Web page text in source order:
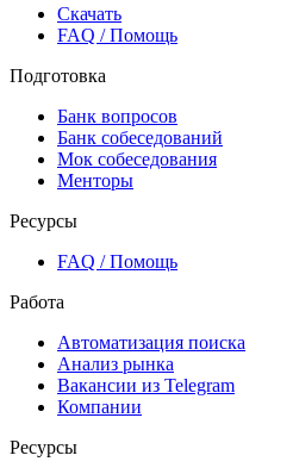
Скачать
FAQ / Помощь
Подготовка
Банк вопросов
Банк собеседований
Мок собеседования
Менторы
Ресурсы
FAQ / Помощь
Работа
Автоматизация поиска
Анализ рынка
Вакансии из Telegram
Компании
Ресурсы